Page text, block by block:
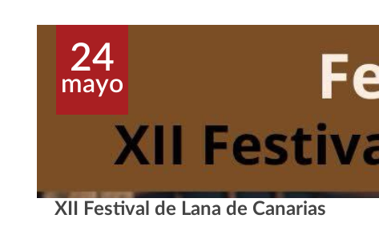
24
mayo
XII Festival de Lana de Canarias